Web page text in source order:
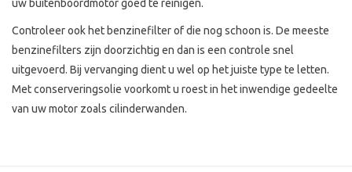
uw buitenboordmotor goed te reinigen.
Controleer ook het benzinefilter of die nog schoon is. De meeste
benzinefilters zijn doorzichtig en dan is een controle snel
uitgevoerd. Bij vervanging dient u wel op het juiste type te letten.
Met conserveringsolie voorkomt u roest in het inwendige gedeelte
van uw motor zoals cilinderwanden.